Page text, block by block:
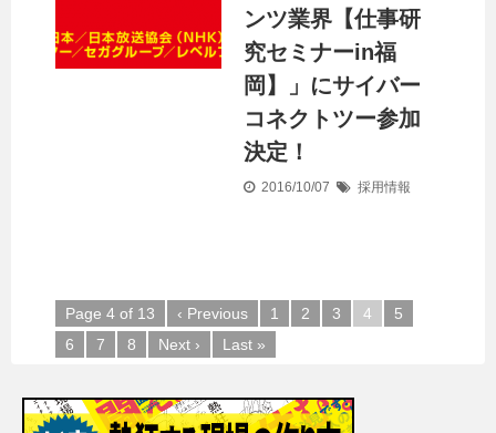
ンツ業界【仕事研
究セミナーin福
岡】」にサイバー
コネクトツー参加
決定！
2016/10/07 採用情報
Page 4 of 13 ‹ Previous 1 2 3 4
5
6
7 8 Next › Last »